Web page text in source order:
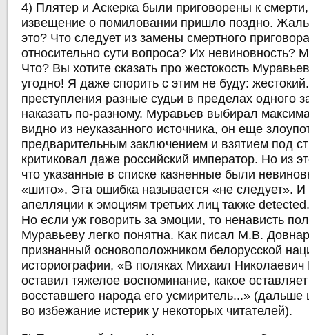
4) Плятер и Аскерка были приговорены к
извещение о помиловании пришло поздно.
это? Что следует из замены смертного
относительно сути вопроса? Их невиновность?
Что? Вы хотите сказать про жестокость
угодно! Я даже спорить с этим не буду:
преступления разные судьи в пределах одного
наказать по-разному. Муравьев выбирал
видно из неуказанного источника, он еще
предварительным заключением и взятием под
критиковал даже российский император. Но из
что указанные в списке казненные были
«шито». Эта ошибка называется «не следует». И
апелляции к эмоциям третьих лиц также
Но если уж говорить за эмоции, то ненависть
Муравьеву легко понятна. Как писал М.В.
признанный основоположником белорусской
историографии,«В поляках Михаил Николаевич
оставил тяжелое воспоминание, какое
восставшего народа его усмиритель...» (дальше
во избежание истерик у некоторых читателей).